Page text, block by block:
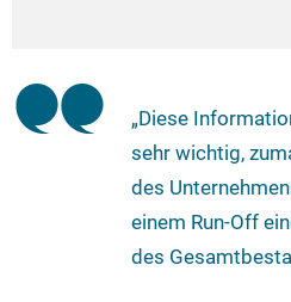
„Diese
sehr wichtig,
des
einem Run-Off
des